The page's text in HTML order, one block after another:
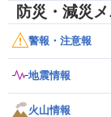
防災・減災
警報・注意報
地震情報
火山情報